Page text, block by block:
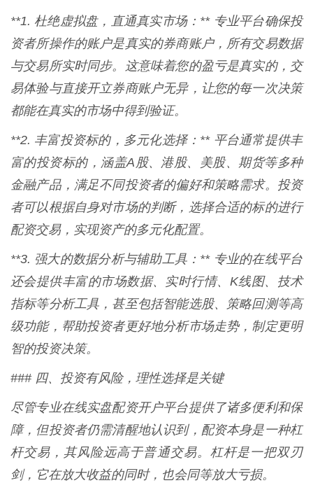
**1. 杜绝虚拟盘，直通真实市场：** 专业平台确保投
资者所操作的账户是真实的券商账户，所有交易数据
与交易所实时同步。这意味着您的盈亏是真实的，交
易体验与直接开立券商账户无异，让您的每一次决策
都能在真实的市场中得到验证。
**2. 丰富投资标的，多元化选择：** 平台通常提供丰
富的投资标的，涵盖A股、港股、美股、期货等多种
金融产品，满足不同投资者的偏好和策略需求。投资
者可以根据自身对市场的判断，选择合适的标的进行
配资交易，实现资产的多元化配置。
**3. 强大的数据分析与辅助工具：** 专业的在线平台
还会提供丰富的市场数据、实时行情、K线图、技术
指标等分析工具，甚至包括智能选股、策略回测等高
级功能，帮助投资者更好地分析市场走势，制定更明
智的投资决策。
### 四、投资有风险，理性选择是关键
尽管专业在线实盘配资开户平台提供了诸多便利和保
障，但投资者仍需清醒地认识到，配资本身是一种杠
杆交易，其风险远高于普通交易。杠杆是一把双刃
剑，它在放大收益的同时，也会同等放大亏损。